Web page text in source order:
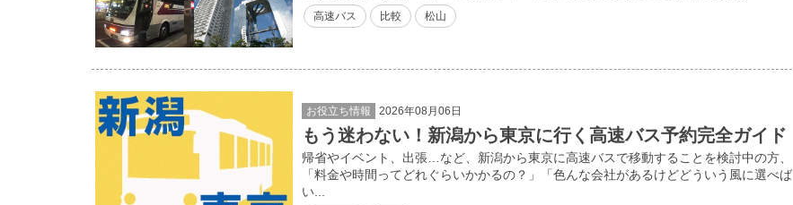
高速バス 比較 松山
お役立ち情報 2026年08月06日
もう迷わない！新潟から東京に行く高速バス予約完全ガイド
帰省やイベント、出張…など、新潟から東京に高速バスで移動することを検討中の方、
「料金や時間ってどれぐらいかかるの？」「色んな会社があるけどどういう風に選べば
い...